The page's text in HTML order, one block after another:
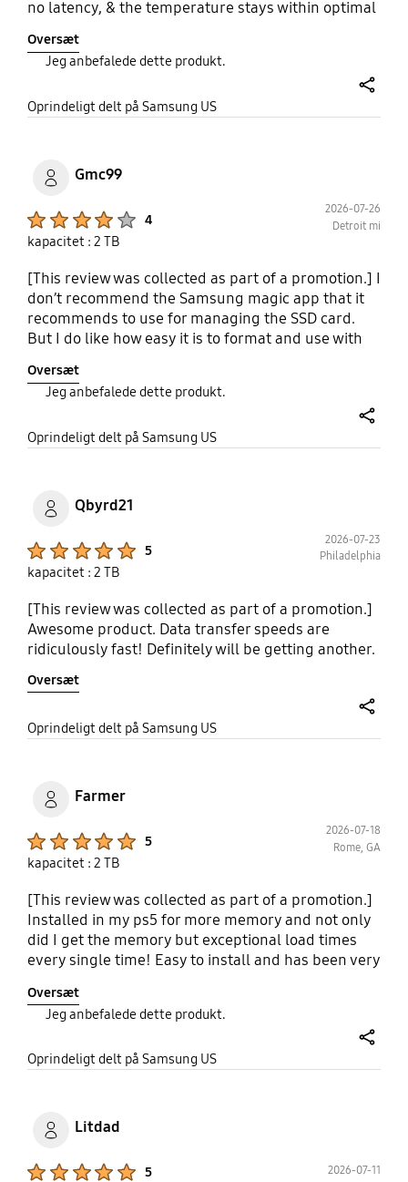
no latency, & the temperature stays within optimal
quite like a quality drive like these. I've had them
for some years now and have had no issues at all. I
loved it so much that I bought a 2nd one to put into
my PlayStation 5, and it works flawlessly.
Oversæt
Jeg anbefalede dette produkt.
Oprindeligt delt på Samsung US
Gmc99
4
2026-07-26
Detroit mi
kapacitet : 2 TB
[This review was collected as part of a promotion.] I
don’t recommend the Samsung magic app that it
recommends to use for managing the SSD card.
But I do like how easy it is to format and use with
Oversæt
Jeg anbefalede dette produkt.
Oprindeligt delt på Samsung US
Qbyrd21
5
2026-07-23
Philadelphia
kapacitet : 2 TB
[This review was collected as part of a promotion.]
Awesome product. Data transfer speeds are
ridiculously fast! Definitely will be getting another.
Oversæt
Oprindeligt delt på Samsung US
Farmer
5
2026-07-18
Rome, GA
kapacitet : 2 TB
[This review was collected as part of a promotion.]
Installed in my ps5 for more memory and not only
did I get the memory but exceptional load times
every single time! Easy to install and has been very
Oversæt
Jeg anbefalede dette produkt.
Oprindeligt delt på Samsung US
Litdad
5 2026-07-11